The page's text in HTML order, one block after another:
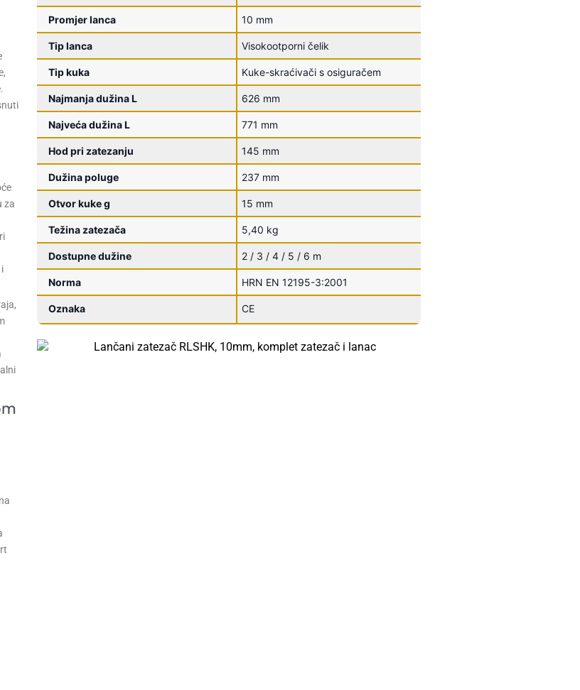
za
Promjer lanca 10 mm
Tip lanca Visokootporni čelik
Tip kuka Kuke-skraćivači s osiguračem
Najmanja dužina L 626 mm
Najveća dužina L 771 mm
Hod pri zatezanju 145 mm
Dužina poluge 237 mm
Otvor kuke g 15 mm
Težina zatezača 5,40 kg
Dostupne dužine 2 / 3 / 4 / 5 / 6 m
Norma HRN EN 12195-3:2001
Oznaka CE